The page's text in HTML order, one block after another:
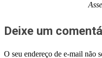
Deixe um
O seu endereço de e-mail não